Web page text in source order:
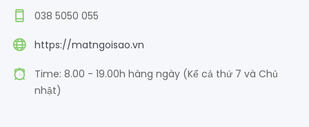
038 5050 055
https://matngoisao.vn
Time: 8.00 - 19.00h hàng ngày (Kể cả thứ 7 và Chủ
nhật)